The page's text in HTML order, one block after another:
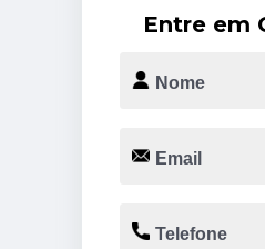
Entre em